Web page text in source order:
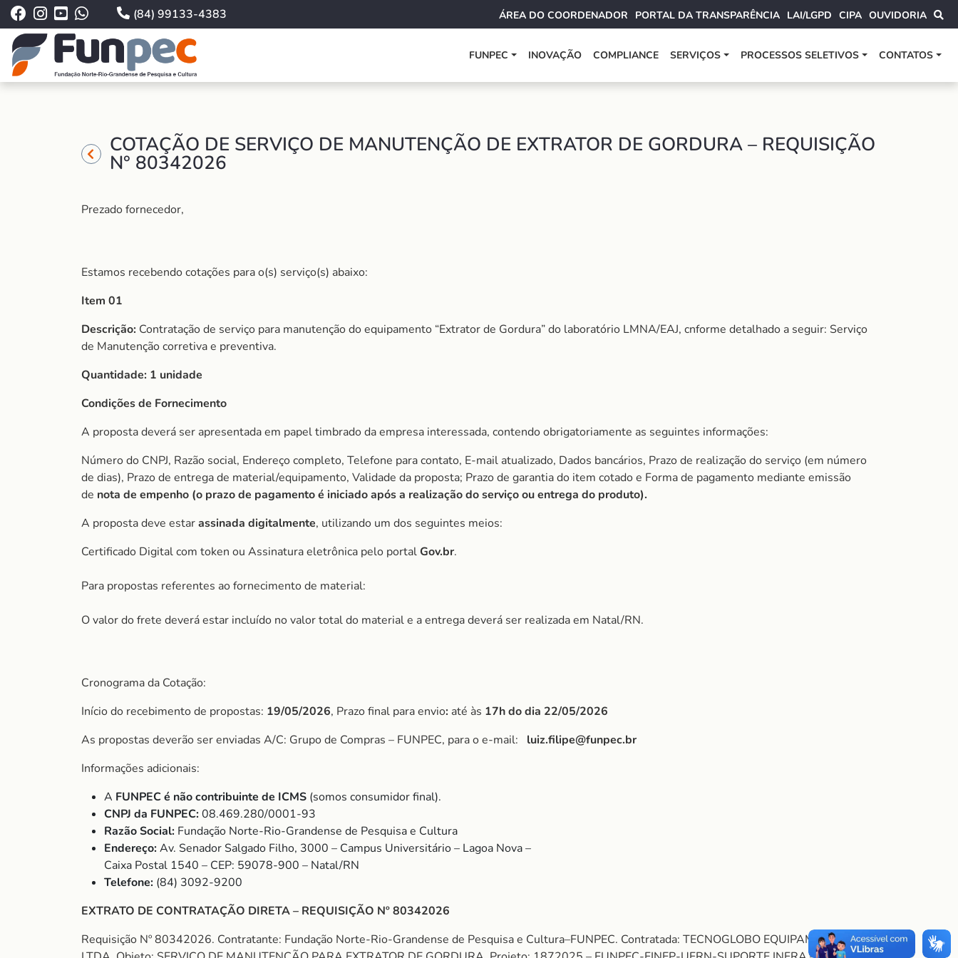
(84) 99133-4383 ÁREA DO COORDENADOR PORTAL DA TRANSPARÊNCIA LAI/LGPD CIPA OUVIDORIA
FUNPEC INOVAÇÃO COMPLIANCE SERVIÇOS PROCESSOS SELETIVOS CONTATOS
COTAÇÃO DE SERVIÇO DE MANUTENÇÃO DE EXTRATOR DE GORDURA – REQUISIÇÃO
N° 80342026
Prezado fornecedor,
Estamos recebendo cotações para o(s) serviço(s) abaixo:
Item 01
Descrição: Contratação de serviço para manutenção do equipamento “Extrator de Gordura” do laboratório LMNA/EAJ, cnforme detalhado a seguir: Serviço
de Manutenção corretiva e preventiva.
Quantidade: 1 unidade
Condições de Fornecimento
A proposta deverá ser apresentada em papel timbrado da empresa interessada, contendo obrigatoriamente as seguintes informações:
Número do CNPJ, Razão social, Endereço completo, Telefone para contato, E-mail atualizado, Dados bancários, Prazo de realização do serviço (em número
de dias), Prazo de entrega de material/equipamento, Validade da proposta; Prazo de garantia do item cotado e Forma de pagamento mediante emissão
de nota de empenho (o prazo de pagamento é iniciado após a realização do serviço ou entrega do produto).
A proposta deve estarassinada digitalmente, utilizando um dos seguintes meios:
Certificado Digital com token ou Assinatura eletrônica pelo portalGov.br.
Para propostas referentes ao fornecimento de material:
O valor do frete deverá estar incluído no valor total do material e a entrega deverá ser realizada em Natal/RN.
Cronograma da Cotação:
Início do recebimento de propostas: 19/05/2026, Prazo final para envio: até às 17h do dia 22/05/2026
As propostas deverão ser enviadas A/C: Grupo de Compras – FUNPEC, para o e-mail: luiz.filipe@funpec.br
Informações adicionais:
A FUNPEC é não contribuinte de ICMS (somos consumidor final).
CNPJ da FUNPEC:08.469.280/0001-93
Razão Social: Fundação Norte-Rio-Grandense de Pesquisa e Cultura
Endereço:Av. Senador Salgado Filho, 3000 – Campus Universitário – Lagoa Nova –
Caixa Postal 1540 – CEP: 59078-900 – Natal/RN
Telefone: (84) 3092-9200
EXTRATO DE CONTRATAÇÃO DIRETA – REQUISIÇÃO Nº 80342026
Requisição Nº 80342026. Contratante: Fundação Norte-Rio-Grandense de Pesquisa e Cultura–FUNPEC. Contratada: TECNOGLOBO EQUIPAMENTOS